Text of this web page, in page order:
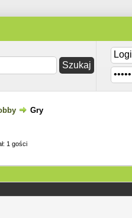
Gry
1 gości
5 gwiazdek